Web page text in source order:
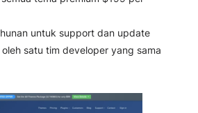
untuk support dan update
satu tim developer yang sama